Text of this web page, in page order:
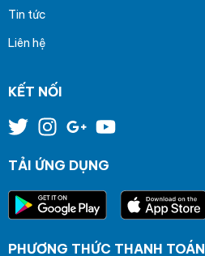
Tin tức
Liên hệ
KẾT NỐI
TẢI ỨNG DỤNG
PHƯƠNG THỨC THANH TOÁN